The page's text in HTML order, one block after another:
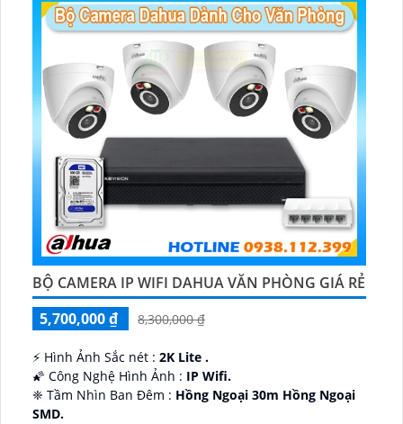
BỘ CAMERA IP WIFI DAHUA VĂN PHÒNG GIÁ RẺ
5,700,000 ₫
8,300,000 ₫
️⚡ Hình Ảnh Sắc nét : 2K Lite .
🌠 Công Nghệ Hình Ảnh : IP Wifi.
❈ Tầm Nhìn Ban Đêm : Hồng Ngoại 30m Hồng Ngoại
SMD.